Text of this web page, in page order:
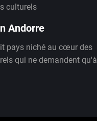
culturels
Andorre
pays niché au cœur des
qui ne demandent qu'à